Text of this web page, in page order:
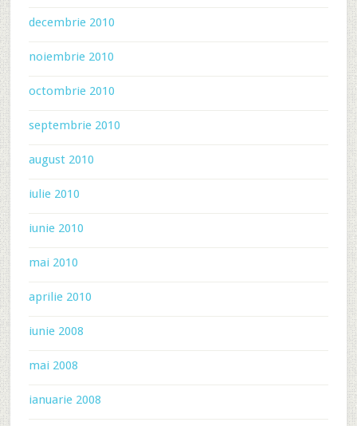
decembrie 2010
noiembrie 2010
octombrie 2010
septembrie 2010
august 2010
iulie 2010
iunie 2010
mai 2010
aprilie 2010
iunie 2008
mai 2008
ianuarie 2008